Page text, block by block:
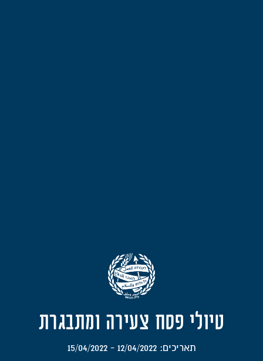
טיולי פסח צעירה ומתבגרת
תאריכים: 12/04/2022 - 15/04/2022